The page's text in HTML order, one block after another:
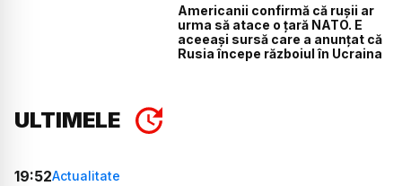
Americanii confirmă că rușii ar
urma să atace o țară NATO. E
aceeași sursă care a anunțat că
Rusia începe războiul în Ucraina
ULTIMELE
19:52Actualitate